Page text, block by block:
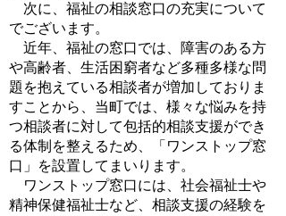
次に、福祉の相談窓口の充実について
でございます。
近年、福祉の窓口では、障害のある方
や高齢者、生活困窮者など多種多様な問
題を抱えている相談者が増加しておりま
すことから、当町では、様々な悩みを持
つ相談者に対して包括的相談支援ができ
る体制を整えるため、「ワンストップ窓
口」を設置してまいります。
ワンストップ窓口には、社会福祉士や
精神保健福祉士など、相談支援の経験を